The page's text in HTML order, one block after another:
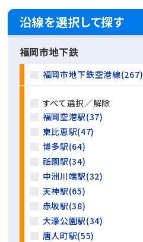
沿線を選択して探す
福岡市地下鉄
福岡市地下鉄空港線(267)
すべて選択／解除
福岡空港駅(37)
東比恵駅(47)
博多駅(64)
祇園駅(34)
中洲川端駅(32)
天神駅(65)
赤坂駅(38)
大濠公園駅(34)
唐人町駅(55)